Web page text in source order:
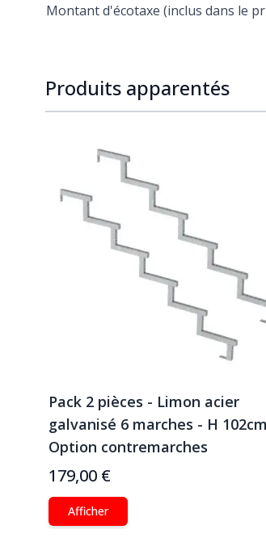
Montant d'écotaxe (inclus dans le
Produits apparentés
Navigating through the elements
Pack 2 pièces - Limon acier
galvanisé 6 marches - H
Option contremarches
179,00 €
Afficher